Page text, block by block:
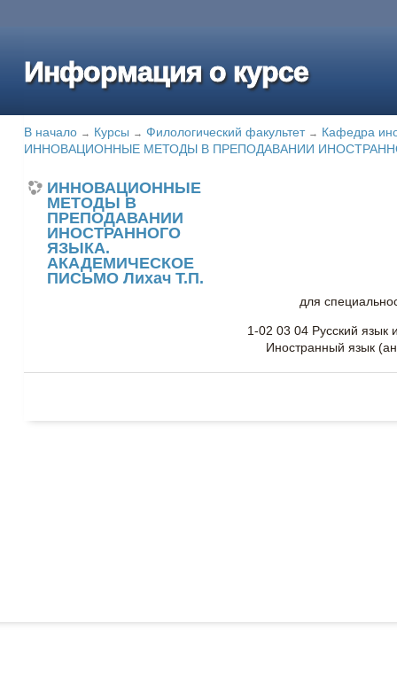
Информация о курсе
В начало → Курсы → Филологический факультет → Кафедра
ИННОВАЦИОННЫЕ МЕТОДЫ В ПРЕПОДАВАНИИ
ИННОВАЦИОННЫЕ
МЕТОДЫ В
ПРЕПОДАВАНИИ
ИНОСТРАННОГО
ЯЗЫКА.
АКАДЕМИЧЕСКОЕ
ПИСЬМО Лихач Т.П.
для
1-02 03 04 Русский язык
Иностранный язык